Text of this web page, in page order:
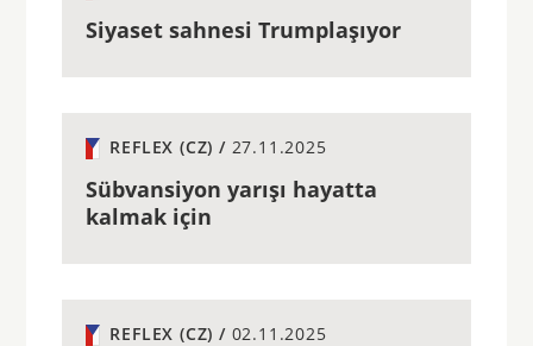
Siyaset sahnesi Trumplaşıyor
REFLEX (CZ) / 27.11.2025
Sübvansiyon yarışı hayatta
kalmak için
REFLEX (CZ) / 02.11.2025